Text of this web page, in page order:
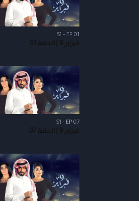
S1 - EP 01
فبراير 9 | الحلقة 01
S1 - EP 07
فبراير 9 | الحلقة 07